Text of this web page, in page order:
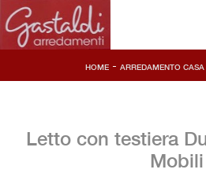
HOME - ARREDAMENTO CASA
Letto con testiera
Mobili